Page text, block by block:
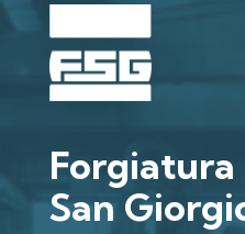
Forgiatura
San